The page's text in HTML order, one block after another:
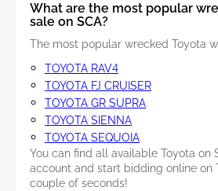
What are the most popular
sale on SCA?
The most popular wrecked Toyota
TOYOTA RAV4
TOYOTA FJ CRUISER
TOYOTA GR SUPRA
TOYOTA SIENNA
TOYOTA SEQUOIA
You can find all available Toyota on
account and start bidding online on
couple of seconds!